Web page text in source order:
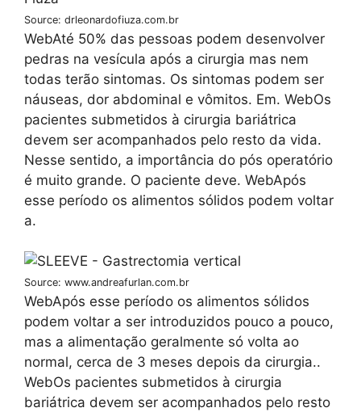
Source: drleonardofiuza.com.br
WebAté 50% das pessoas podem desenvolver
pedras na vesícula após a cirurgia mas nem
todas terão sintomas. Os sintomas podem ser
náuseas, dor abdominal e vômitos. Em. WebOs
pacientes submetidos à cirurgia bariátrica
devem ser acompanhados pelo resto da vida.
Nesse sentido, a importância do pós operatório
é muito grande. O paciente deve. WebApós
esse período os alimentos sólidos podem voltar
a.
Source: www.andreafurlan.com.br
WebApós esse período os alimentos sólidos
podem voltar a ser introduzidos pouco a pouco,
mas a alimentação geralmente só volta ao
normal, cerca de 3 meses depois da cirurgia..
WebOs pacientes submetidos à cirurgia
bariátrica devem ser acompanhados pelo resto